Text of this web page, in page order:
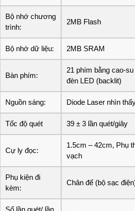
Bộ nhớ chương
trình:
2MB Flash
Bộ nhớ dữ liệu: 2MB SRAM
Bàn phím:
21 phím bằng cao-
đèn LED (backlit)
Nguồn sáng: Diode Laser nhìn
Tốc độ quét 39 ± 3 lần quét/giây
Cự ly đọc:
1.5cm – 42cm, Phụ
vạch
Phụ kiện đi
kèm:
Chân đế (bộ sạc
Số lần quét/ lần